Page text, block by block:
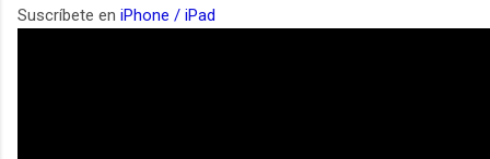
Suscríbete en iPhone / iPad